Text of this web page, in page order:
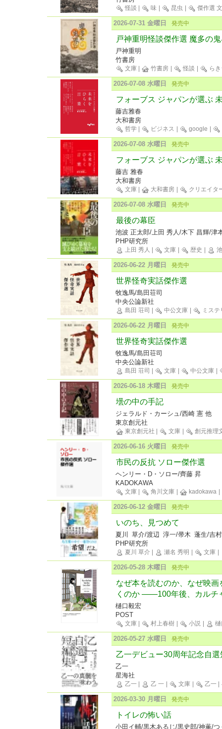
怪談 味 昆虫 傑作選
2026-07-31 金曜日 発売中
戸神重明怪談傑作選 魔多の
戸神重明
竹書房
文庫 竹書房 怪談 ら
2026-07-08 水曜日 発売中
フォーブス ジャパンが選ぶ
藤吉雅春
大和書房
哲学 ビジネス google
2026-07-08 水曜日 発売中
フォーブス ジャパンが選ぶ
藤吉 雅春
大和書房
文庫 大和書房 クリエイタ
2026-07-08 水曜日 発売中
最後の幕臣
池波 正太郎/上田 秀人/木下 昌輝/津
PHP研究所
上田 秀人 文庫 歴史
2026-06-22 月曜日 発売中
世界怪奇実話傑作選
牧逸馬/島田荘司
中央公論新社
島田 荘司 中公文庫 ミステ
2026-06-22 月曜日 発売中
世界怪奇実話傑作選
牧逸馬/島田荘司
中央公論新社
島田 荘司 文庫 中公文庫
2026-06-18 木曜日 発売中
壜の中の手記
ジェラルド・カーシュ/西崎 憲 他
東京創元社
東京創元社 文庫 創元推理
2026-06-16 火曜日 発売中
市民の反抗 ソロー傑作選
ヘンリー・D・ソロー/齊藤 昇
KADOKAWA
文庫 角川文庫 kadokawa
2026-06-12 金曜日 発売中
いのち、見つめて
夏川 草介/渡辺 淳一/帚木 蓬生/吉
PHP研究所
夏川 草介 瀬名 秀明 文庫
2026-05-28 木曜日 発売中
なぜ本を読むのか、なぜ映
くのか ――100年後、カルチ
樋口毅宏
POST
文庫 村上春樹 小説 樋
2026-05-27 水曜日 発売中
乙一デビュー30周年記念自
乙一
星海社
乙一 乙 一 文庫 乙一
2026-03-30 月曜日 発売中
トイレの怖い話
小田イ輔/黒木あるじ/黒史郎/神薫/